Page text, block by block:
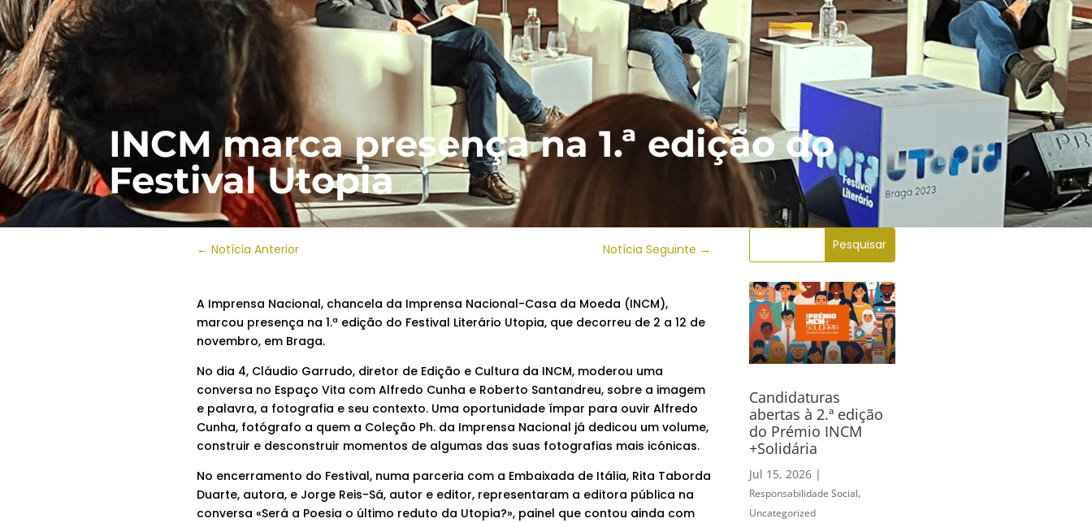
INCM marca presença na 1.ª edição do
Festival Utopia
← Notícia Anterior Notícia Seguinte →
A Imprensa Nacional, chancela da Imprensa Nacional-Casa da Moeda (INCM),
marcou presença na 1.ª edição do Festival Literário Utopia, que decorreu de 2 a 12 de
novembro, em Braga.
No dia 4, Cláudio Garrudo, diretor de Edição e Cultura da INCM, moderou uma
conversa no Espaço Vita com Alfredo Cunha e Roberto Santandreu, sobre a imagem
e palavra, a fotografia e seu contexto. Uma oportunidade ímpar para ouvir Alfredo
Cunha, fotógrafo a quem a Coleção Ph. da Imprensa Nacional já dedicou um volume,
construir e desconstruir momentos de algumas das suas fotografias mais icónicas.
No encerramento do Festival, numa parceria com a Embaixada de Itália, Rita Taborda
Duarte, autora, e Jorge Reis-Sá, autor e editor, representaram a editora pública na
conversa «Será a Poesia o último reduto da Utopia?», painel que contou ainda com
Candidaturas
abertas à 2.ª edição
do Prémio INCM
+Solidária
Jul 15, 2026 |
Responsabilidade Social,
Uncategorized